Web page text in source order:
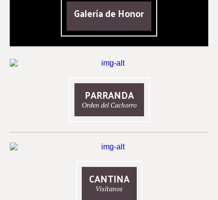
Galería de Honor
PARRANDA
Orden del Cachorro
CANTINA
Visítanos